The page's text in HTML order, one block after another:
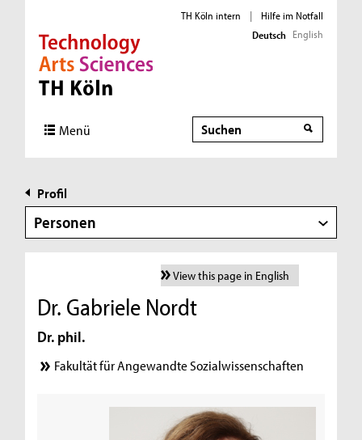
Direkt zur Hauptnavigation
Direkt zur Subnavigation
Direkt zum Inhalt
Direkt zum Fußbereich
TH Köln intern |
Hilfe im Notfall
Deutsch English
Menü Suche
Profil
Personen
View this page in English
Dr. Gabriele Nordt
Dr. phil.
Fakultät für Angewandte Sozialwissenschaften